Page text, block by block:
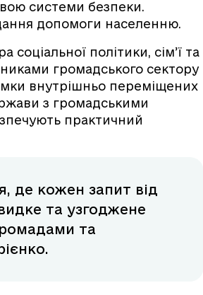
системи безпеки.
допомоги населенню.
політики, сім’ї та
громадського сектору
внутрішньо переміщених
з громадськими
практичний
де кожен запит від
та узгоджене
та